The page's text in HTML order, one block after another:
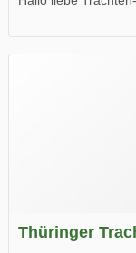
Wir wünschen Euch
Thüringer